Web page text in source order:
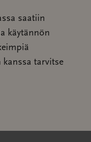
saatiin
käytännön
tarvitse